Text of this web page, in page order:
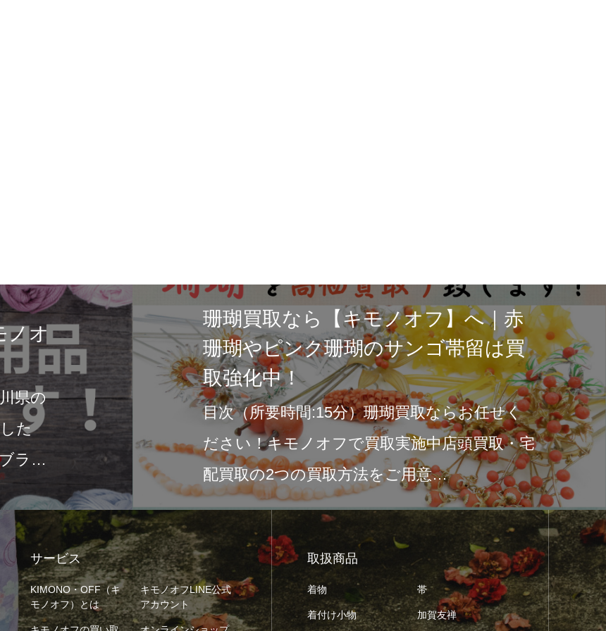
石川県の着物専門店キモノオフで素
敵な着物を手に入れよう
みなさん、こんにちは！石川県には風情あふ
れる文化と伝統が息づいています。その中で
も、着物は特に美しさと歴史を感じさせる日
本の伝統文化です。…
ウールの着物
す！買取対象
きます！
目次『ウール着
着物を次の人へ
売却しましょう
サービス
KIMONO・OFF（キ
モノオフ）とは
キモノオフLINE公式
アカウント
取扱商品
着物 帯
着付け小物 加賀友禅